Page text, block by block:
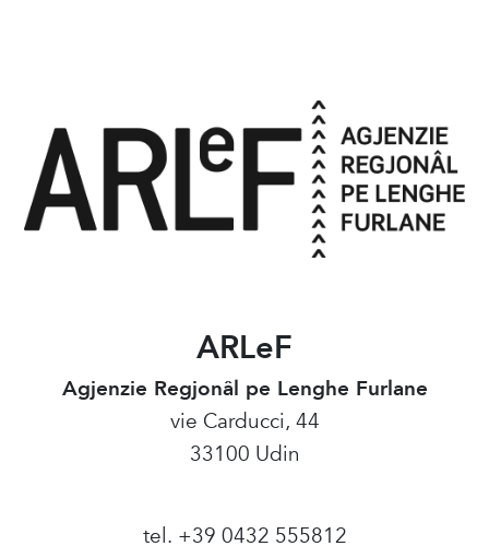
ARLeF
Agjenzie Regjonâl pe Lenghe Furlane
vie Carducci, 44
33100 Udin
tel. +39 0432 555812